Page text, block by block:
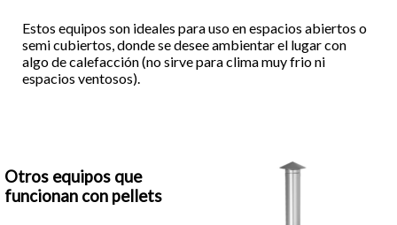
Estos equipos son ideales para uso en espacios abiertos o
semi cubiertos, donde se desee ambientar el lugar con
algo de calefacción (no sirve para clima muy frio ni
espacios ventosos).
Otros equipos que
funcionan con pellets